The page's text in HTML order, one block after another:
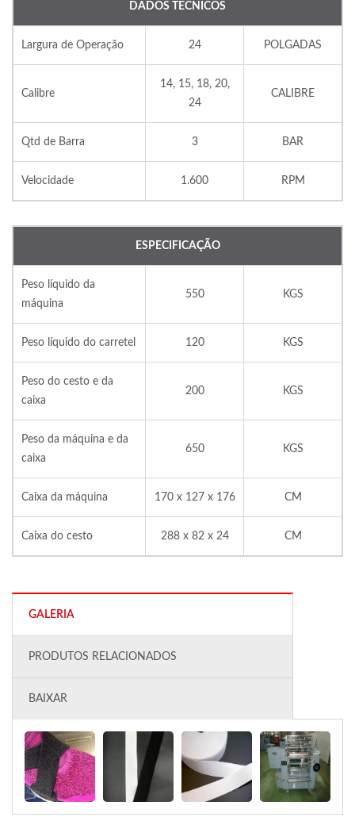
DADOS TÉCNICOS
Largura de Operação 24 POLGADAS
Calibre
14, 15, 18, 20,
24
CALIBRE
Qtd de Barra 3 BAR
Velocidade 1.600 RPM
ESPECIFICAÇÃO
Peso líquido da
máquina
550 KGS
Peso líquido do carretel 120 KGS
Peso do cesto e da
caixa
200 KGS
Peso da máquina e da
caixa
650 KGS
Caixa da máquina 170 x 127 x 176 CM
Caixa do cesto 288 x 82 x 24 CM
GALERIA
PRODUTOS RELACIONADOS
BAIXAR